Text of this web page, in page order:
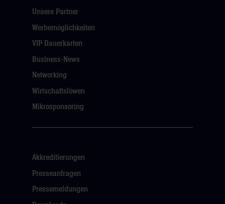
Unsere Partner
Werbemöglichkeiten
VIP Dauerkarten
Business-News
Networking
Wirtschaftslöwen
Mikrosponsoring
Akkreditierungen
Presseanfragen
Pressemeldungen